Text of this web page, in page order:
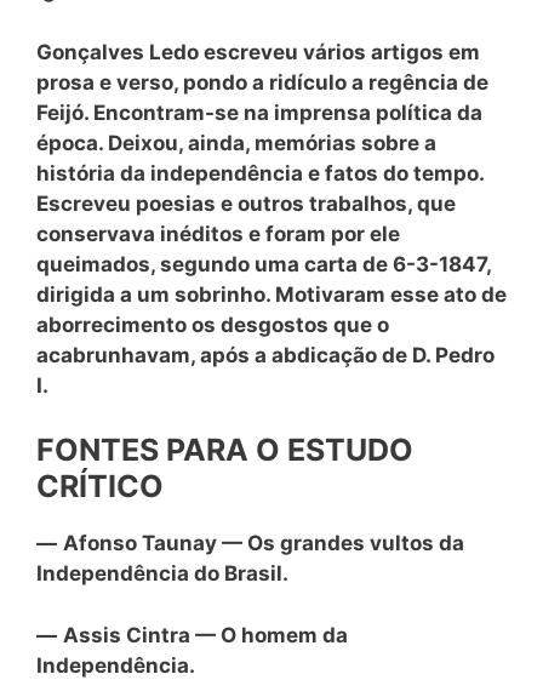
Gonçalves Ledo escreveu vários artigos em
prosa e verso, pondo a ridículo a regência de
Feijó. Encontram-se na imprensa política da
época. Deixou, ainda, memórias sobre a
história da independência e fatos do tempo.
Escreveu poesias e outros trabalhos, que
conservava inéditos e foram por ele
queimados, segundo uma carta de 6-3-1847,
dirigida a um sobrinho. Motivaram esse ato de
aborrecimento os desgostos que o
acabrunhavam, após a abdicação de D. Pedro
I.
FONTES PARA O ESTUDO
CRÍTICO
— Afonso Taunay — Os grandes vultos da
Independência do Brasil.
— Assis Cintra — O homem da
Independência.